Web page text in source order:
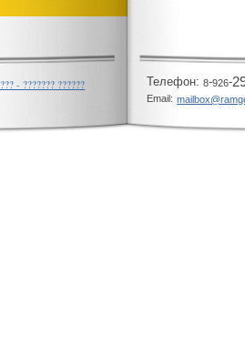
Телeфон: 8-926-
Email: